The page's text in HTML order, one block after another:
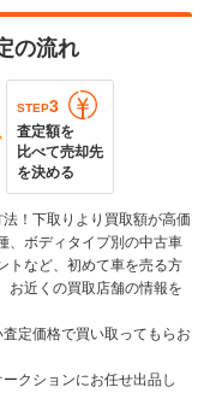
の流れ
STEP3
査定額を
比べて売却先
を決める
！下取りより買取額が高価
、ボディタイプ別の中古車
トなど、初めて車を売る方
お近くの買取店舗の情報を
定価格で買い取ってもらお
クションにお任せ出品し